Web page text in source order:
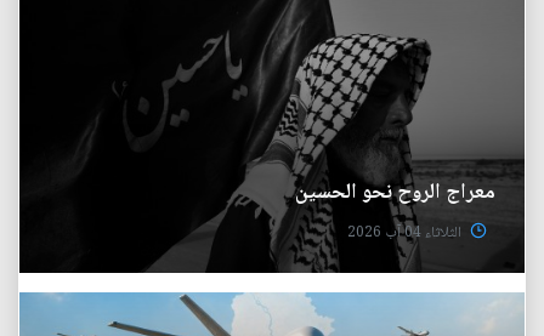
معراج الروح نحو الحسين
الثلاثاء 04 آب 2026